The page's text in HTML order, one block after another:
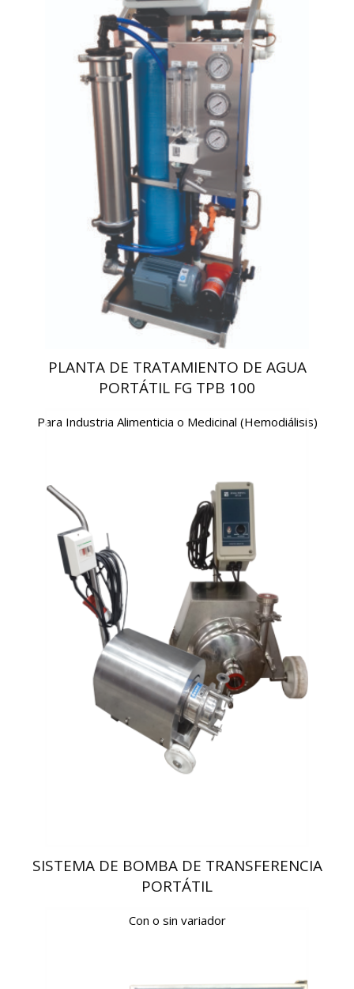
PLANTA DE TRATAMIENTO DE AGUA
PORTÁTIL FG TPB 100
Para Industria Alimenticia o Medicinal (Hemodiálisis)
SISTEMA DE BOMBA DE TRANSFERENCIA
PORTÁTIL
Con o sin variador